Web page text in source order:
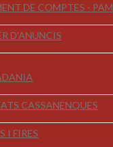
DE COMPTES - PAM
D'ANUNCIS
CASSANENQUES
I FIRES